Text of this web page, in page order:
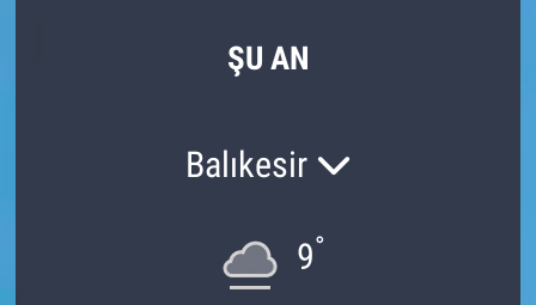
ŞU AN
Balıkesir
9°